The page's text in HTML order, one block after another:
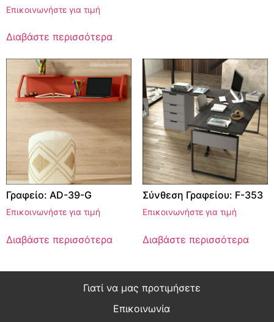
Επικοινωνήστε για τιμή
Διαβάστε περισσότερα
Γραφείο: AD-39-G
Επικοινωνήστε για τιμή
Διαβάστε περισσότερα
Σύνθεση Γραφείου: F-353
Επικοινωνήστε για τιμή
Διαβάστε περισσότερα
Γιατί να μας προτιμήσετε
Επικοινωνία